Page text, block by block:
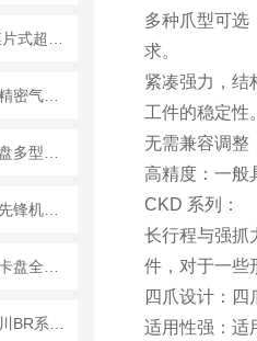
多种爪型可选
求。
紧凑强力，结
工件的稳定性
无需兼容调整
高精度：一般
CKD 系列：
长行程与强抓
件，对于一些
四爪设计：
适用性强：适